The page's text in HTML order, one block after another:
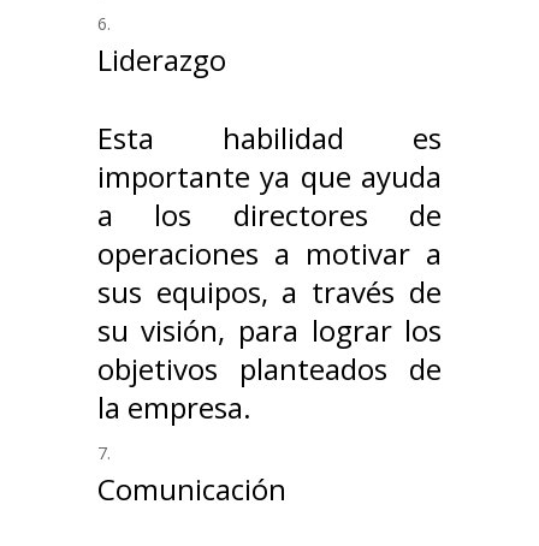
Liderazgo
Esta habilidad es
importante ya que ayuda
a los directores de
operaciones a motivar a
sus equipos, a través de
su visión, para lograr los
objetivos planteados de
la empresa.
Comunicación